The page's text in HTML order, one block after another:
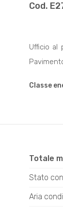
Cod.
Ufficio al
Classe
Totale
Stato
Aria